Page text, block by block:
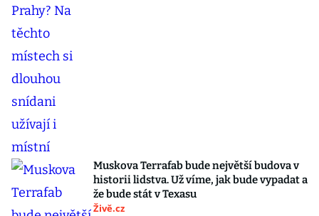
Muskova Terrafab bude největší budova v
historii lidstva. Už víme, jak bude vypadat a
že bude stát v Texasu
Živě.cz